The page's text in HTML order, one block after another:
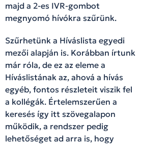
majd a 2-es IVR-gombot
megnyomó hívókra szűrünk.
Szűrhetünk a Híváslista egyedi
mezői alapján is. Korábban írtunk
már róla, de ez az eleme a
Híváslistának az, ahová a hívás
egyéb, fontos részleteit viszik fel
a kollégák. Értelemszerűen a
keresés így itt szövegalapon
működik, a rendszer pedig
lehetőséget ad arra is, hogy